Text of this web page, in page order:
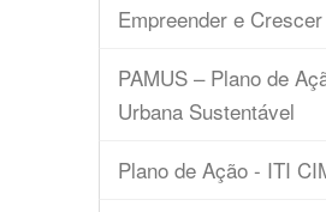
Empreender e
PAMUS – Plano de
Urbana Sustentável
Plano de Ação - ITI